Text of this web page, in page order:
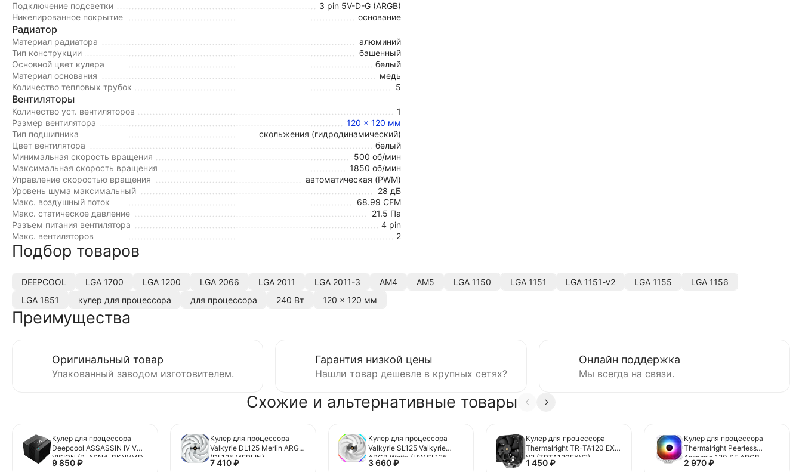
Подключение подсветки
3 pin 5V-D-G (ARGB)
Никелированное покрытие
основание
Радиатор
Материал радиатора
алюминий
Тип конструкции
башенный
Основной цвет кулера
белый
Материал основания
медь
Количество тепловых трубок
5
Вентиляторы
Количество уст. вентиляторов
1
Размер вентилятора
120 x 120 мм
Тип подшипника
скольжения (гидродинамический)
Цвет вентилятора
белый
Минимальная скорость вращения
500 об/мин
Максимальная скорость вращения
1850 об/мин
Управление скоростью вращения
автоматическая (PWM)
Уровень шума максимальный
28 дБ
Макс. воздушный поток
68.99 CFM
Макс. статическое давление
21.5 Па
Разъем питания вентилятора
4 pin
Макс. вентиляторов
2
Подбор товаров
DEEPCOOL LGA 1700 LGA 1200 LGA 2066 LGA 2011 LGA 2011-3 AM4 AM5 LGA 1150 LGA 1151 LGA 1151-v2 LGA 1155
LGA 1156
LGA 1851
кулер для процессора для процессора 240 Вт 120 x 120 мм
Преимущества
Оригинальный товар
Упакованный заводом изготовителем.
Гарантия низкой цены
Нашли товар дешевле в крупных сетях?
Онлайн поддержка
Мы всегда на связи.
Схожие и альтернативные товары
Кулер для процессора
Deepcool ASSASSIN IV VC
VISION (R-ASN4-BKNVMD-
G)
9 850₽
Кулер для процессора
Valkyrie DL125 Merlin ARGB
(DL125 MERLIN)
7 410₽
Кулер для процессора
Valkyrie SL125 Valkyrie
ARGB White (HW SL125
VALKYRIE)
3 660₽
Кулер для процессора
Thermalright TR-TA120 EX
V2 (TRTA120EXV2)
1 450₽
Кулер для процессора
Thermalright Peerless
Assassin 120 SE ARGB
White (TRPA120SEAW)
2 970₽